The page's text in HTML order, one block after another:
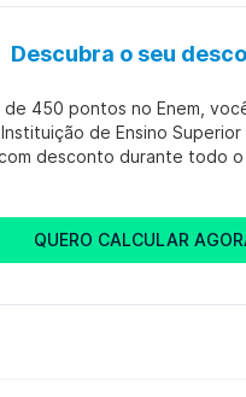
Descubra o seu
de 450 pontos no Enem,
de Ensino
desconto durante todo o
QUERO CALCULAR